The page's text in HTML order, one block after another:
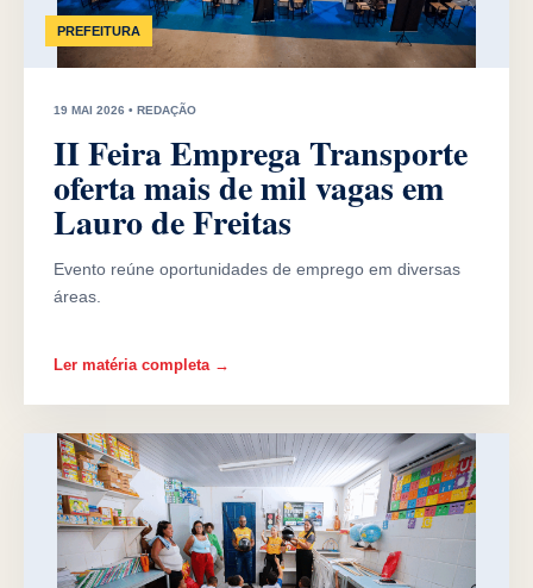
PREFEITURA
19 MAI 2026 • REDAÇÃO
II Feira Emprega Transporte
oferta mais de mil vagas em
Lauro de Freitas
Evento reúne oportunidades de emprego em diversas
áreas.
Ler matéria completa →